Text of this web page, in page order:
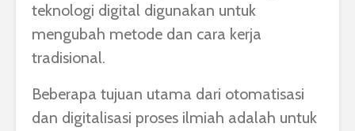
teknologi digital digunakan untuk
mengubah metode dan cara kerja
tradisional.
Beberapa tujuan utama dari otomatisasi
dan digitalisasi proses ilmiah adalah untuk